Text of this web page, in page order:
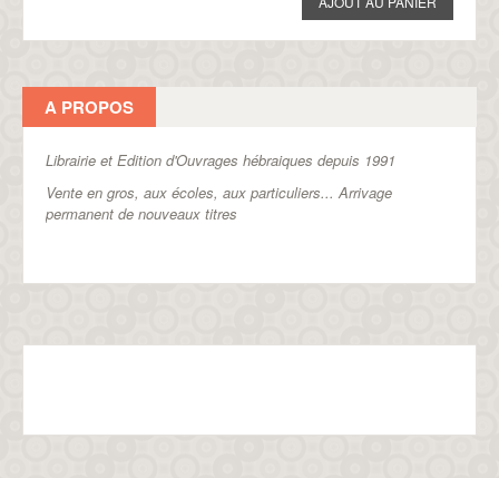
A PROPOS
Librairie et Edition d'Ouvrages hébraiques depuis 1991
Vente en gros, aux écoles, aux particuliers...Arrivage
permanent de nouveaux titres